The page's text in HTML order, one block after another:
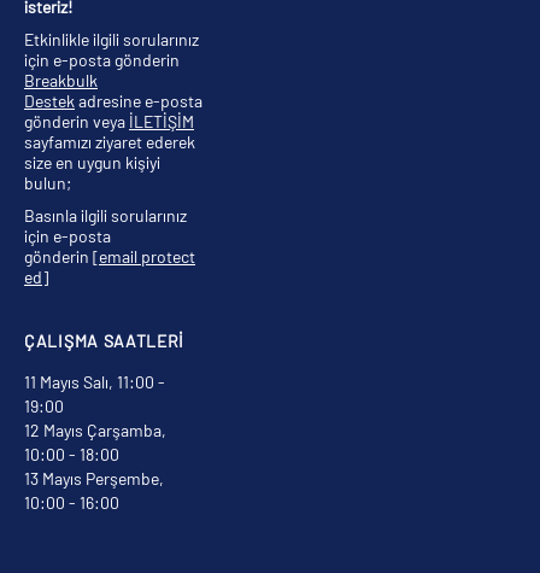
ÇALIŞMA SAATLERİ
11 Mayıs Salı, 11:00 -
19:00
12 Mayıs Çarşamba,
10:00 - 18:00
13 Mayıs Perşembe,
10:00 - 16:00
isteriz!
Etkinlikle ilgili sorularınız
için e-posta gönderin
Breakbulk
Destek adresine e-posta
gönderin veya İLETİŞİM
sayfamızı ziyaret ederek
size en uygun kişiyi
bulun;
Basınla ilgili sorularınız
için e-posta
gönderin [email protect
ed]